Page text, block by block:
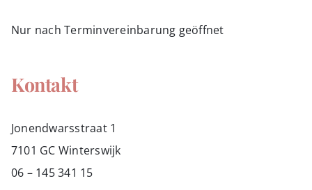
Nur nach Terminvereinbarung geöffnet
Kontakt
Jonendwarsstraat 1
7101 GC Winterswijk
06 – 145 341 15